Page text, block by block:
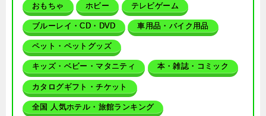
おもちゃ ホビー テレビゲーム
ブルーレイ・CD・DVD 車用品・バイク用品
ペット・ペットグッズ
キッズ・ベビー・マタニティ 本・雑誌・コミック
カタログギフト・チケット
全国 人気ホテル・旅館ランキング